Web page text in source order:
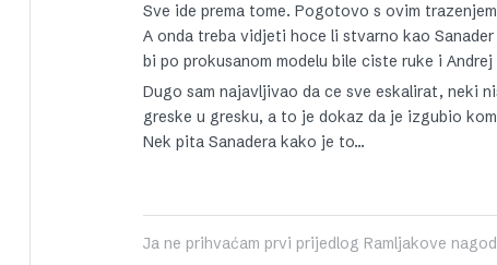
Sve ide prema tome. Pogotovo s ovim
A onda treba vidjeti hoce li stvarno kao
bi po prokusanom modelu bile ciste ruke i
Dugo sam najavljivao da ce sve eskalirat, neki
greske u gresku, a to je dokaz da je izgubio
Nek pita Sanadera kako je to…
Ja ne prihvaćam prvi prijedlog Ramljakove